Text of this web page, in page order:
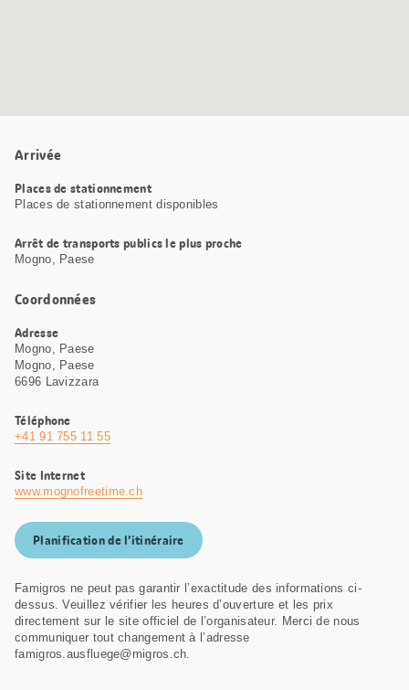
Arrivée
Places de stationnement
Places de stationnement disponibles
Arrêt de transports publics le plus proche
Mogno, Paese
Coordonnées
Adresse
Mogno, Paese
Mogno, Paese
6696 Lavizzara
Téléphone
+41 91 755 11 55
Site Internet
www.mognofreetime.ch
Planification de l’itinéraire
Famigros ne peut pas garantir l’exactitude des informations ci-
dessus. Veuillez vérifier les heures d’ouverture et les prix
directement sur le site officiel de l’organisateur. Merci de nous
communiquer tout changement à l’adresse
famigros.ausfluege@migros.ch.